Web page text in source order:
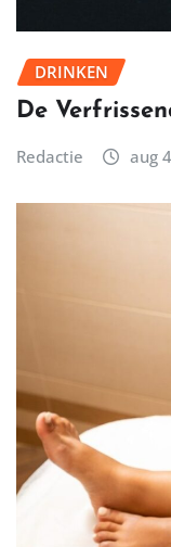
DRINKEN
De
Redactie aug